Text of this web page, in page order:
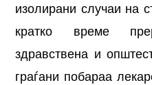
изолирани случаи на
кратко време
здравствена и
граѓани побараа